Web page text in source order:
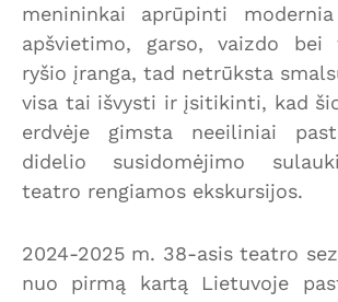
menininkai aprūpinti modernia
apšvietimo, garso, vaizdo bei
ryšio įranga, tad netrūksta
visa tai išvysti ir įsitikinti, kad
erdvėje gimsta neeiliniai
didelio susidomėjimo
teatro rengiamos ekskursijos.
2024-2025 m. 38-asis teatro
nuo pirmą kartą Lietuvoje